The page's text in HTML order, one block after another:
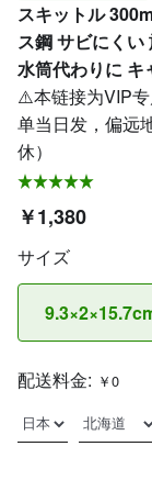
スキットル
ス鋼 サビにくい
水筒代わりに
⚠️本链接为VIP
单当日发，偏远
休）
￥1,380
サイズ
配送料金: ￥0